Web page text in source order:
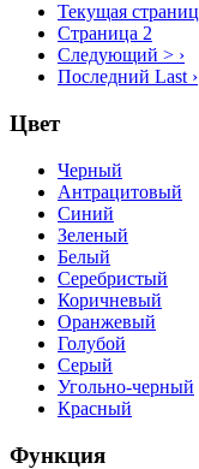
Текущая
Страница 2
Следующий > ›
Последний Last ›
Цвет
Черный
Антрацитовый
Синий
Зеленый
Белый
Серебристый
Коричневый
Оранжевый
Голубой
Серый
Угольно-черный
Красный
Функция